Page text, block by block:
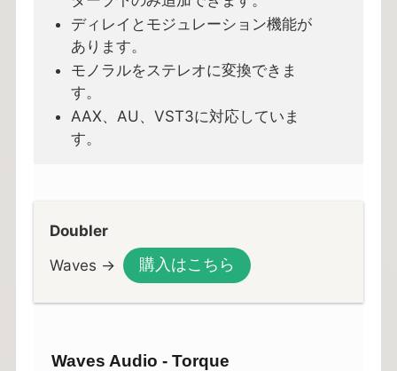
ディレイとモジュレーション機能が
あります。
モノラルをステレオに変換できま
す。
AAX、AU、VST3に対応していま
す。
Doubler
Waves →
購入はこちら
Waves Audio - Torque